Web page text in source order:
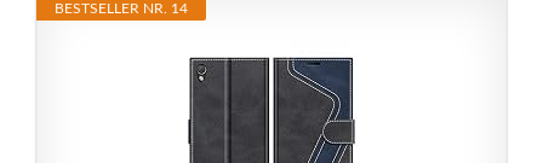
BESTSELLER NR. 14